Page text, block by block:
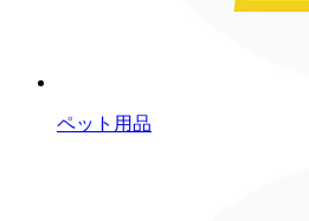
ペット用品